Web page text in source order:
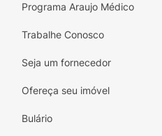
Programa Araujo Médico
Trabalhe Conosco
Seja um fornecedor
Ofereça seu imóvel
Bulário